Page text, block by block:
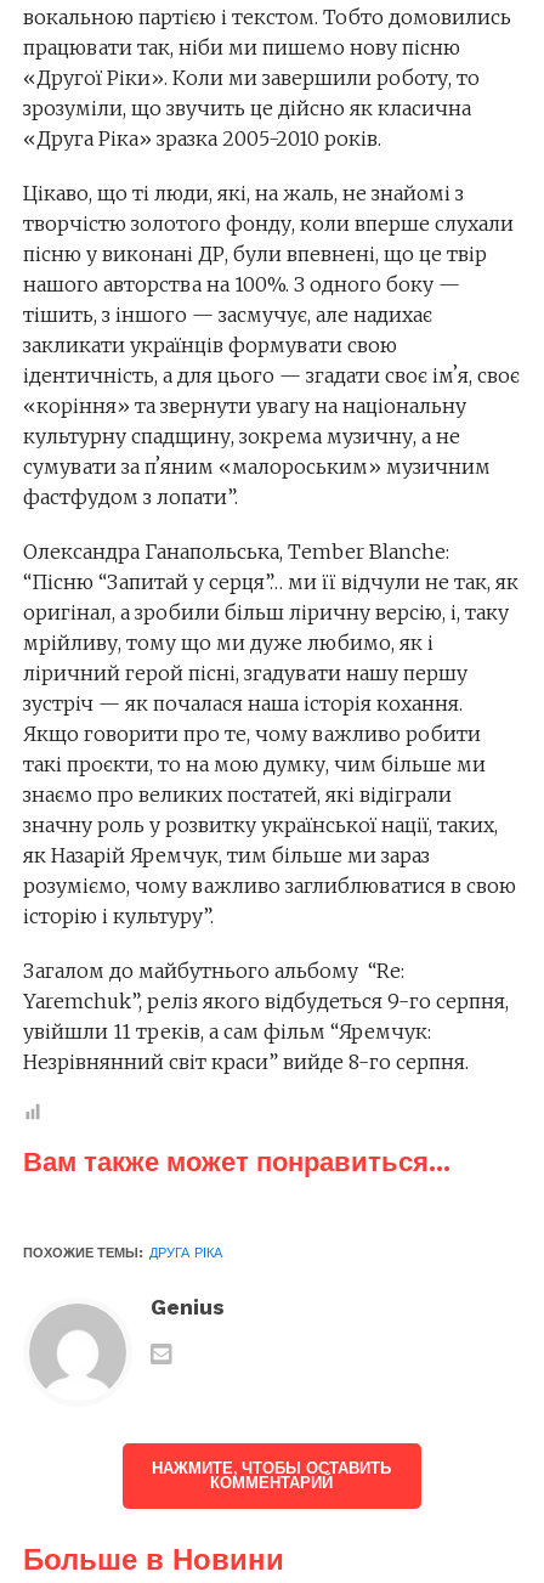
вокальною партією і текстом. Тобто домовились
працювати так, ніби ми пишемо нову пісню
«Другої Ріки». Коли ми завершили роботу, то
зрозуміли, що звучить це дійсно як класична
«Друга Ріка» зразка 2005-2010 років.
Цікаво, що ті люди, які, на жаль, не знайомі з
творчістю золотого фонду, коли вперше слухали
пісню у виконані ДР, були впевнені, що це твір
нашого авторства на 100%. З одного боку —
тішить, з іншого — засмучує, але надихає
закликати українців формувати свою
ідентичність, а для цього — згадати своє імʼя, своє
«коріння» та звернути увагу на національну
культурну спадщину, зокрема музичну, а не
сумувати за пʼяним «малороським» музичним
фастфудом з лопати”.
Олександра Ганапольська, Tember Blanche:
“Пісню “Запитай у серця”… ми її відчули не так, як
оригінал, а зробили більш ліричну версію, і, таку
мрійливу, тому що ми дуже любимо, як і
ліричний герой пісні, згадувати нашу першу
зустріч — як почалася наша історія кохання.
Якщо говорити про те, чому важливо робити
такі проєкти, то на мою думку, чим більше ми
знаємо про великих постатей, які відіграли
значну роль у розвитку української нації, таких,
як Назарій Яремчук, тим більше ми зараз
розуміємо, чому важливо заглиблюватися в свою
історію і культуру”.
Загалом до майбутнього альбому “Re:
Yaremchuk”, реліз якого відбудеться 9-го серпня,
увійшли 11 треків, а сам фільм “Яремчук:
Незрівнянний світ краси” вийде 8-го серпня.
Вам также может понравиться...
ПОХОЖИЕ ТЕМЫ: ДРУГА РІКА
Genius
НАЖМИТЕ, ЧТОБЫ ОСТАВИТЬ
КОММЕНТАРИЙ
Больше в Новини